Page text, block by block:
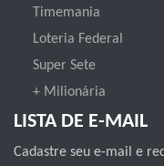
Timemania
Loteria Federal
Super Sete
+ Milionária
LISTA DE E-MAIL
Cadastre seu e-mail e